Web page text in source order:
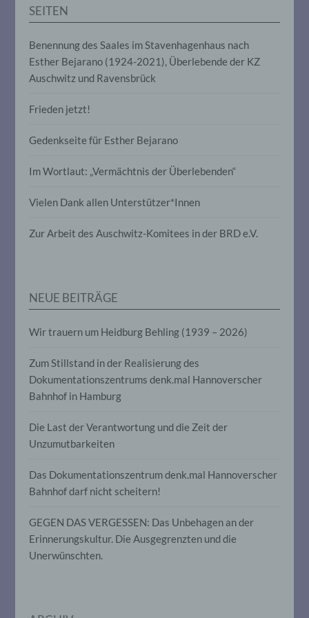
SEITEN
Benennung des Saales im Stavenhagenhaus nach
Esther Bejarano (1924-2021), Überlebende der KZ
Auschwitz und Ravensbrück
Frieden jetzt!
Gedenkseite für Esther Bejarano
Im Wortlaut: „Vermächtnis der Überlebenden“
Vielen Dank allen Unterstützer*Innen
Zur Arbeit des Auschwitz-Komitees in der BRD e.V.
NEUE BEITRÄGE
Wir trauern um Heidburg Behling (1939 – 2026)
Zum Stillstand in der Realisierung des
Dokumentationszentrums denk.mal Hannoverscher
Bahnhof in Hamburg
Die Last der Verantwortung und die Zeit der
Unzumutbarkeiten
Das Dokumentationszentrum denk.mal Hannoverscher
Bahnhof darf nicht scheitern!
GEGEN DAS VERGESSEN: Das Unbehagen an der
Erinnerungskultur. Die Ausgegrenzten und die
Unerwünschten.
Bereitstellung, den Abgleich oder die
Verknüpfung, die Einschränkung, das
Löschen oder die Vernichtung.
d) Einschränkung der Verarbeitung
Einschränkung der Verarbeitung ist die
personenbezogener Daten mit dem Ziel,
ihre künftige Verarbeitung einzuschränken.
personenbezogenen Daten verwendet
werden, um bestimmte persönliche
Person beziehen, zu bewerten,
insbesondere, um Aspekte bezüglich
Gesundheit, persönlicher Vorlieben,
Interessen, Zuverlässigkeit, Verhalten,
Aufenthaltsort oder Ortswechsel dieser
natürlichen Person zu analysieren oder
Pseudonymisierung ist die Verarbeitung
auf welche die personenbezogenen Daten
ohne Hinzuziehung zusätzlicher
Informationen nicht mehr einer
spezifischen betroffenen Person